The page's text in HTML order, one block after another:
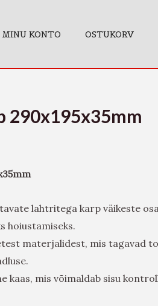
MINU KONTO OSTUKORV
290x195x35mm
lahtritega karp väikeste
hoiustamiseks.
materjalidest, mis tagavad
kaas, mis võimaldab sisu